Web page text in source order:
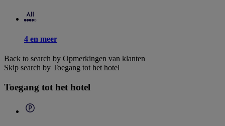
4 en meer
Back to search by Opmerkingen van klanten
Skip search by Toegang tot het hotel
Toegang tot het hotel